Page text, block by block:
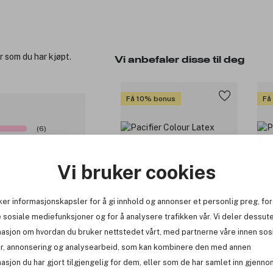
Vi bruker cookies
informasjonskapsler for å gi innhold og annonser et personlig preg, for
sosiale mediefunksjoner og for å analysere trafikken vår. Vi deler
om hvordan du bruker nettstedet vårt, med partnerne våre innen
annonsering og analysearbeid, som kan kombinere den med annen
du har gjort tilgjengelig for dem, eller som de har samlet inn
Vi anbefaler disse til deg
Få 10% bonus
(6)
BIBS
Pacifier Colour Latex Dusty
Få
du har kjøpt.
(6)